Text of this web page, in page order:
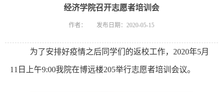
经济学院召开志愿者培训会
作者： 发布日期：2020-05-15
为了安排好疫情之后同学们的返校工作， 2020年5月
11日上午9:00我院在博远楼205举行志愿者培训会议。